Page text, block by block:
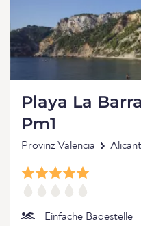
Playa La
Pm1
Provinz Valencia
Einfache Badestelle